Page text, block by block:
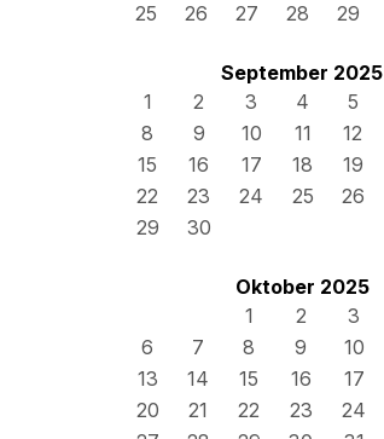
25
26 27 28 29
September 2025
1
2 3 4 5
8
9 10 11 12
15
16 17 18 19
22
23 24 25 26
29
30
Oktober 2025
1
2 3
6
7 8 9 10
13
14 15 16 17
20
21 22 23 24